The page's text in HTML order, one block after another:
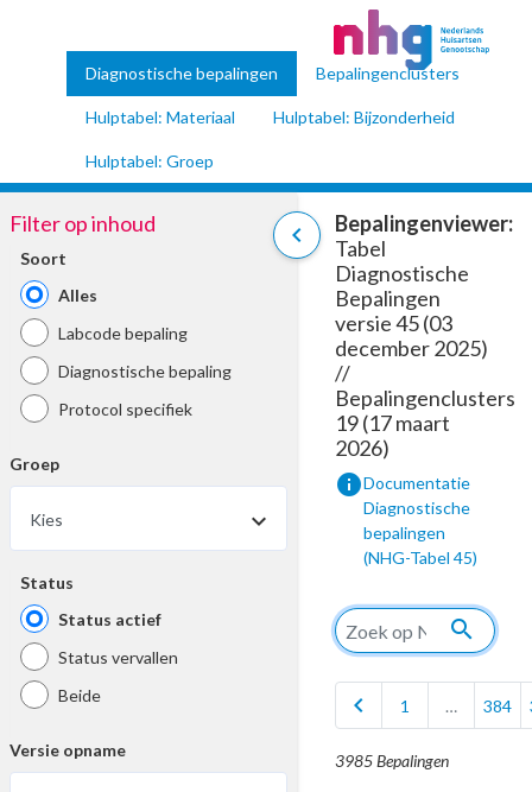
Diagnostische bepalingen Bepalingenclusters
Hulptabel: Materiaal Hulptabel: Bijzonderheid
Hulptabel: Groep
chevron_left
Filter op inhoud
Soort
Alles
Labcode bepaling
Diagnostische bepaling
Protocol specifiek
Groep
Kies
Status
Status actief
Status vervallen
Beide
Versie opname
Bepalingenviewer:
Tabel
Diagnostische
Bepalingen
versie 45 (03
december 2025)
//
Bepalingenclusters
19 (17 maart
2026)
infoDocumentatie
Diagnostische
bepalingen
(NHG-Tabel 45)
search
chevron_left 1 … 384
3985 Bepalingen